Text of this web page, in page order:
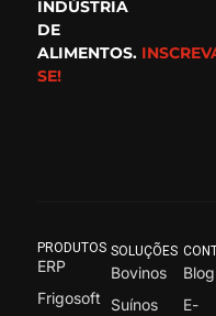
INDÚSTRIA
DE
ALIMENTOS.
SE!
PRODUTOS
ERP
Frigosoft
SOLUÇÕES
Bovinos
Suínos
Blog
E-